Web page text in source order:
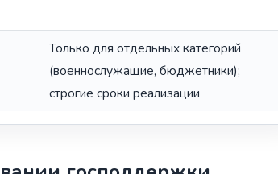
Только для отдельных категорий
(военнослужащие, бюджетники);
строгие сроки реализации